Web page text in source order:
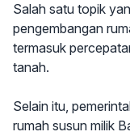
Salah satu topik
pengembangan
termasuk
tanah.
Selain itu,
rumah susun milik